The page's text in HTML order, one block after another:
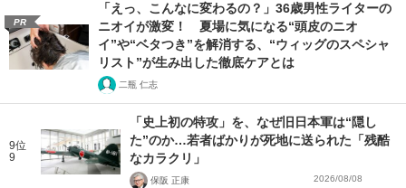
PR
「えっ、こんなに変わるの？」36歳男性ライターの
ニオイが激変！ 夏場に気になる“頭皮のニオ
イ”や“ベタつき”を解消する、“ウィッグのスペシャ
リスト”が生み出した徹底ケアとは
二瓶 仁志
9位
9
「史上初の特攻」を、なぜ旧日本軍は“隠し
た”のか…若者ばかりが死地に送られた「残酷
なカラクリ」
保阪 正康 2026/08/08